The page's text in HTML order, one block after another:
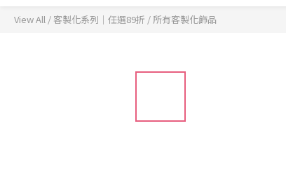
View All / 客製化系列｜任選89折 / 所有客製化飾品